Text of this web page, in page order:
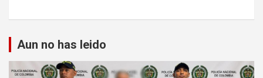
Aun no has leido